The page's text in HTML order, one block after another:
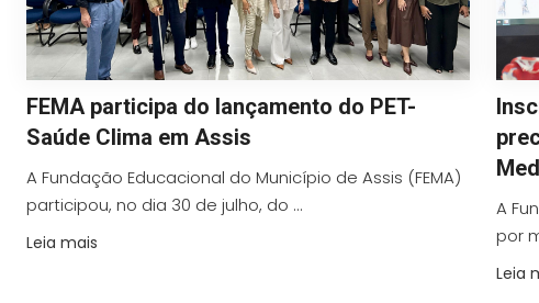
FEMA participa do lançamento do PET-
Saúde Clima em Assis
A Fundação Educacional do Município de Assis (FEMA)
participou, no dia 30 de julho, do ...
Leia mais
A
por
Leia